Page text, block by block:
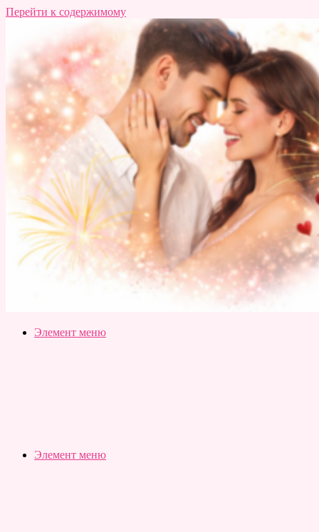
Перейти к содержимому
Slubovju.ru
Бесплатные
Элемент меню
Элемент меню